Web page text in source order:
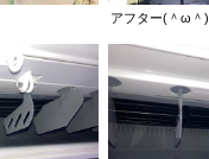
アフター(＾ω＾)